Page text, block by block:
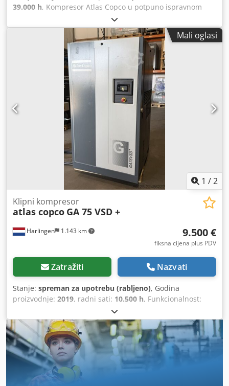
39.000 h, Kompresor Atlas Copco u potpuno ispravnom
stanju i tih (službeni smo zastupnici). Glavne tehničke
karakteristike: Crsdpfxszc Hmhe Ahbsf maksimalni tlak: 10
bara protočnost: 19.200 litara/min snaga: 110 kW / 150 KS
Mali oglasi
1 /2
Harlingen 1.143 km
Klipni kompresor
atlas copco GA 75 VSD +
9.500 €
fiksna cijena plus PDV
Zatražiti Nazvati
Stanje: spreman za upotrebu (rabljeno), Godina
proizvodnje: 2019, radni sati: 10.500 h, Funkcionalnost:
, ukupna masa:
kW (101,97 KS), volumni protok:476 m³/h, tlak (maks.):13
letva
, vrsta hlađenja:zrak, Oprema:Dostupna tipska
pločica, dokumentacija / priručnik, uredan, dobro
funkcionirajući vijčani kompresor snage 75 kW, s
regulacijom frekvencije. Cedpfx Ajzrihrohbsrf